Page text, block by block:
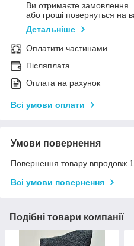
Ви отримаєте замовлення
або гроші повернуться на
Детальніше
Оплатити частинами
Післяплата
Оплата на рахунок
Всі умови оплати
Умови повернення
Повернення товару впродовж
Всі умови повернення
Подібні товари компанії